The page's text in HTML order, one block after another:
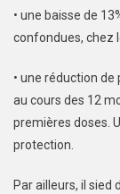
• une baisse de
confondues, chez
• une réduction
au cours des 12
premières doses.
protection.
Par ailleurs, il sied